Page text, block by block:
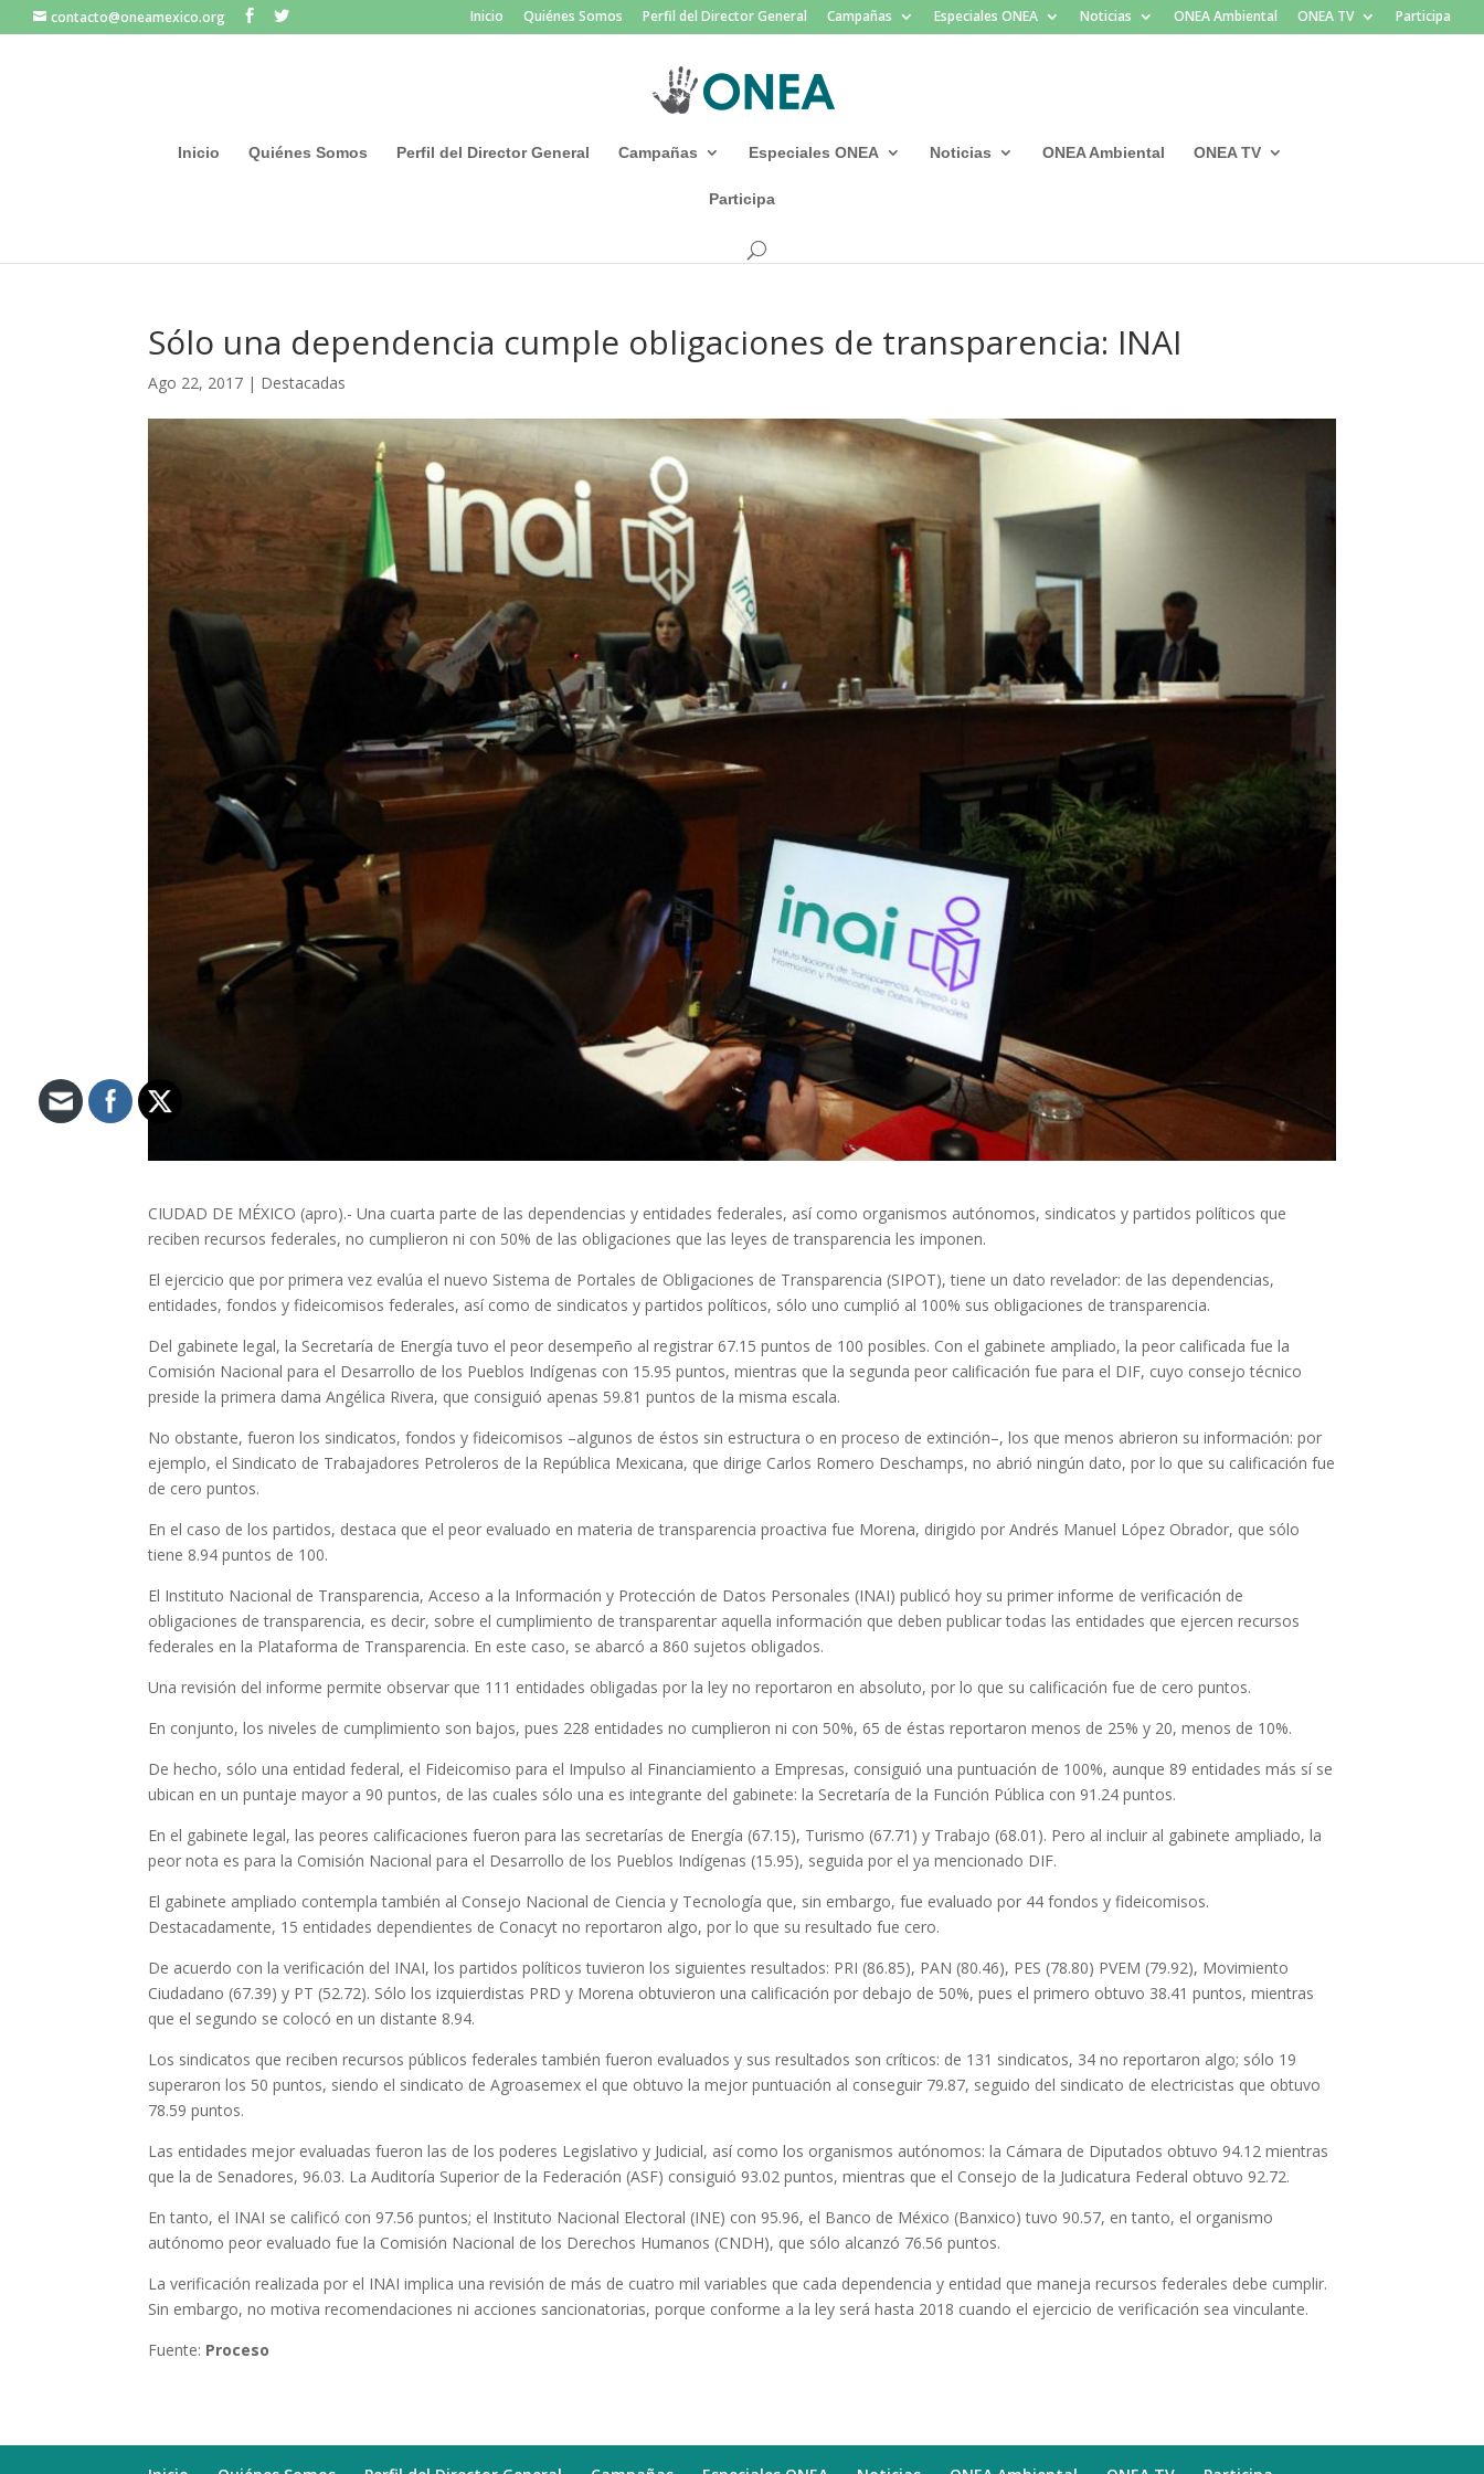
contacto@oneamexico.org Inicio Quiénes Somos Perfil del Director General Campañas Especiales ONEA Noticias ONEA Ambiental ONEA TV Participa
Inicio Quiénes Somos Perfil del Director General Campañas Especiales ONEA Noticias ONEA Ambiental ONEA TV
Participa
Sólo una dependencia cumple obligaciones de transparencia: INAI
Ago 22, 2017 | Destacadas
CIUDAD DE MÉXICO (apro).- Una cuarta parte de las dependencias y entidades federales, así como organismos autónomos, sindicatos y partidos políticos que
reciben recursos federales, no cumplieron ni con 50% de las obligaciones que las leyes de transparencia les imponen.
El ejercicio que por primera vez evalúa el nuevo Sistema de Portales de Obligaciones de Transparencia (SIPOT), tiene un dato revelador: de las dependencias,
entidades, fondos y fideicomisos federales, así como de sindicatos y partidos políticos, sólo uno cumplió al 100% sus obligaciones de transparencia.
Del gabinete legal, la Secretaría de Energía tuvo el peor desempeño al registrar 67.15 puntos de 100 posibles. Con el gabinete ampliado, la peor calificada fue la
Comisión Nacional para el Desarrollo de los Pueblos Indígenas con 15.95 puntos, mientras que la segunda peor calificación fue para el DIF, cuyo consejo técnico
preside la primera dama Angélica Rivera, que consiguió apenas 59.81 puntos de la misma escala.
No obstante, fueron los sindicatos, fondos y fideicomisos –algunos de éstos sin estructura o en proceso de extinción–, los que menos abrieron su información: por
ejemplo, el Sindicato de Trabajadores Petroleros de la República Mexicana, que dirige Carlos Romero Deschamps, no abrió ningún dato, por lo que su calificación fue
de cero puntos.
En el caso de los partidos, destaca que el peor evaluado en materia de transparencia proactiva fue Morena, dirigido por Andrés Manuel López Obrador, que sólo
tiene 8.94 puntos de 100.
El Instituto Nacional de Transparencia, Acceso a la Información y Protección de Datos Personales (INAI) publicó hoy su primer informe de verificación de
obligaciones de transparencia, es decir, sobre el cumplimiento de transparentar aquella información que deben publicar todas las entidades que ejercen recursos
federales en la Plataforma de Transparencia. En este caso, se abarcó a 860 sujetos obligados.
Una revisión del informe permite observar que 111 entidades obligadas por la ley no reportaron en absoluto, por lo que su calificación fue de cero puntos.
En conjunto, los niveles de cumplimiento son bajos, pues 228 entidades no cumplieron ni con 50%, 65 de éstas reportaron menos de 25% y 20, menos de 10%.
De hecho, sólo una entidad federal, el Fideicomiso para el Impulso al Financiamiento a Empresas, consiguió una puntuación de 100%, aunque 89 entidades más sí se
ubican en un puntaje mayor a 90 puntos, de las cuales sólo una es integrante del gabinete: la Secretaría de la Función Pública con 91.24 puntos.
En el gabinete legal, las peores calificaciones fueron para las secretarías de Energía (67.15), Turismo (67.71) y Trabajo (68.01). Pero al incluir al gabinete ampliado, la
peor nota es para la Comisión Nacional para el Desarrollo de los Pueblos Indígenas (15.95), seguida por el ya mencionado DIF.
El gabinete ampliado contempla también al Consejo Nacional de Ciencia y Tecnología que, sin embargo, fue evaluado por 44 fondos y fideicomisos.
Destacadamente, 15 entidades dependientes de Conacyt no reportaron algo, por lo que su resultado fue cero.
De acuerdo con la verificación del INAI, los partidos políticos tuvieron los siguientes resultados: PRI (86.85), PAN (80.46), PES (78.80) PVEM (79.92), Movimiento
Ciudadano (67.39) y PT (52.72). Sólo los izquierdistas PRD y Morena obtuvieron una calificación por debajo de 50%, pues el primero obtuvo 38.41 puntos, mientras
que el segundo se colocó en un distante 8.94.
Los sindicatos que reciben recursos públicos federales también fueron evaluados y sus resultados son críticos: de 131 sindicatos, 34 no reportaron algo; sólo 19
superaron los 50 puntos, siendo el sindicato de Agroasemex el que obtuvo la mejor puntuación al conseguir 79.87, seguido del sindicato de electricistas que obtuvo
78.59 puntos.
Las entidades mejor evaluadas fueron las de los poderes Legislativo y Judicial, así como los organismos autónomos: la Cámara de Diputados obtuvo 94.12 mientras
que la de Senadores, 96.03. La Auditoría Superior de la Federación (ASF) consiguió 93.02 puntos, mientras que el Consejo de la Judicatura Federal obtuvo 92.72.
En tanto, el INAI se calificó con 97.56 puntos; el Instituto Nacional Electoral (INE) con 95.96, el Banco de México (Banxico) tuvo 90.57, en tanto, el organismo
autónomo peor evaluado fue la Comisión Nacional de los Derechos Humanos (CNDH), que sólo alcanzó 76.56 puntos.
La verificación realizada por el INAI implica una revisión de más de cuatro mil variables que cada dependencia y entidad que maneja recursos federales debe cumplir.
Sin embargo, no motiva recomendaciones ni acciones sancionatorias, porque conforme a la ley será hasta 2018 cuando el ejercicio de verificación sea vinculante.
Fuente: Proceso